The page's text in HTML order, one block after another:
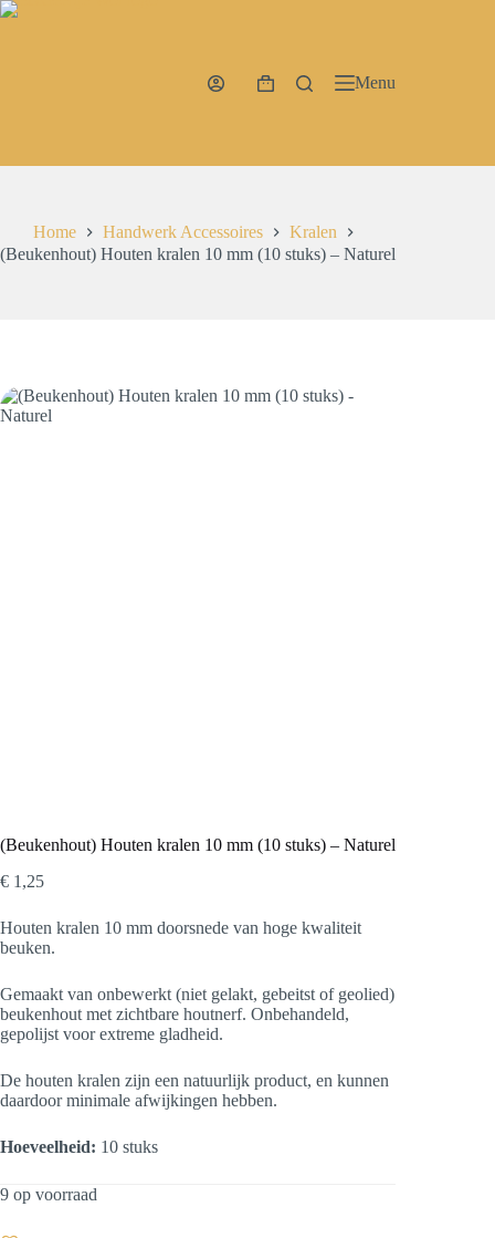
Ga
WinkelwagenMenu
Home Handwerk Accessoires
Kralen
(Beukenhout) Houten kralen 10 mm (10 stuks) – Naturel
(Beukenhout) Houten kralen 10 mm (10 stuks) – Naturel
€ 1,25
Houten kralen 10 mm doorsnede van hoge kwaliteit
beuken.
Gemaakt van onbewerkt (niet gelakt, gebeitst of geolied)
beukenhout met zichtbare houtnerf. Onbehandeld,
gepolijst voor extreme gladheid.
De houten kralen zijn een natuurlijk product, en kunnen
daardoor minimale afwijkingen hebben.
Hoeveelheid: 10 stuks
9 op voorraad